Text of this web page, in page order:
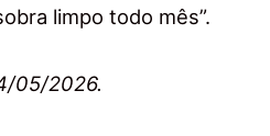
limpo todo mês”.
05/2026.